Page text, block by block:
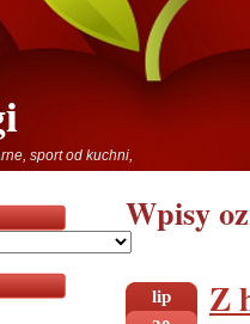
sport od kuchni,
Wpisy
lip
Z